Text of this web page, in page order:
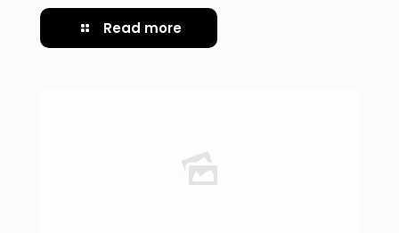
Read more